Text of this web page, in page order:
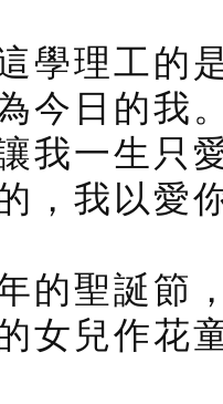
學理工的
今日的我
我一生
，我以愛
的聖誕節
女兒作花